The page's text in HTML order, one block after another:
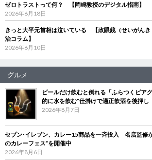
ゼロトラストって何？ 【岡嶋教授のデジタル指南】
2026年6月18日
きっと大平元首相は泣いている 【政眼鏡（せいがん
治コラム】
2026年6月10日
グルメ
ビールだけ飲むと倒れる「ふらつくビア
的に水を飲む”仕掛けで適正飲酒を後押し
2026年8月7日
セブン‐イレブン、カレー15商品を一斉投入 名店監修
のカレーフェス”を開催中
2026年8月6日